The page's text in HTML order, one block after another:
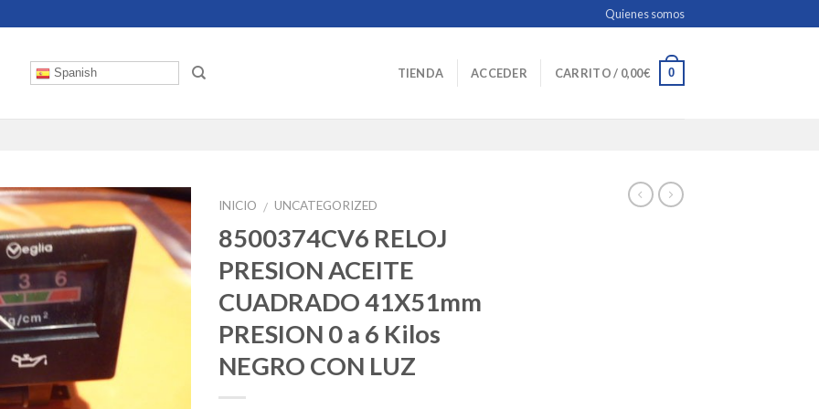
Quienes somos
Spanish TIENDA ACCEDER CARRITO / 0,00€ 0
INICIO / UNCATEGORIZED
8500374CV6 RELOJ
PRESION ACEITE
CUADRADO 41X51mm
PRESION 0 a 6 Kilos
NEGRO CON LUZ